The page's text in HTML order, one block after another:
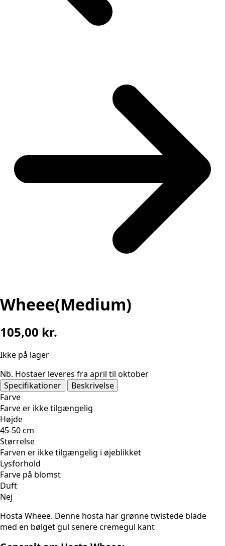
Wheee(Medium)
105,00 kr.
Ikke på lager
Nb. Hostaer leveres fra april til oktober
Specifikationer
Beskrivelse
Farve
Farve er ikke tilgængelig
Højde
45-50 cm
Størrelse
Farven er ikke tilgængelig i øjeblikket
Lysforhold
Farve på blomst
Duft
Nej
Hosta Wheee. Denne hosta har grønne twistede blade
med en bølget gul senere cremegul kant